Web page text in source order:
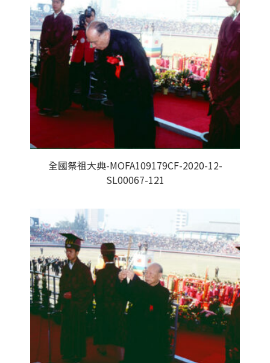
全國祭祖大典-MOFA109179CF-2020-12-
SL00067-121